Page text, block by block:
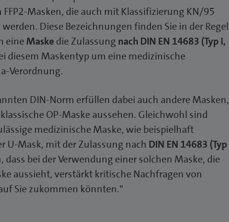
Masken, die auch mit Klassifizierung KN/95
Diese Bezeichnungen finden Sie in der Regel
eineMaskedie Zulassung nach DIN EN 14683 (Typ I,
diesem Maskentyp um eine medizinische
Verordnung.
DIN-Norm erfüllen dabei auch andere Masken,
OP-Maske aussehen. Gleichwohl sind
medizinische Maske, wie beispielhaft
U-Mask, mit der Zulassung nach DIN EN 14683 (Typ
dass bei der Verwendung einer solchen Maske, die
aussieht, verstärkt kritische Nachfragen von
Sie zukommen könnten."